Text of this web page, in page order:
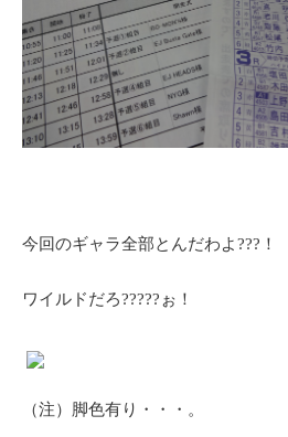
今回のギャラ全部とんだわよ???！
ワイルドだろ?????ぉ！
（注）脚色有り・・・。